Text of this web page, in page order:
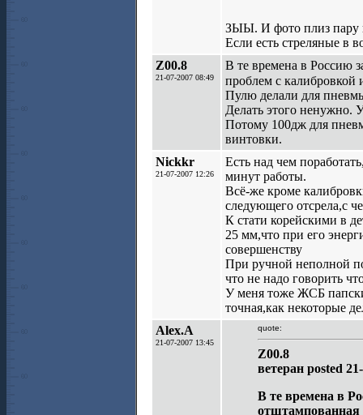
ЗЫЫ. И фото плиз пару
Если есть стреляные в
Z00.8
21-07-2007 08:49
В те времена в Россию
проблем с калибровкой
Пулю делали для
Делать этого ненужно.
Потому 100дж для
винтовки.
Nickkr
21-07-2007 12:26
Есть над чем
минут работы.
Всё-же кроме
следующего отсрела,с
К стати корейскими в
25 мм,что при его
совершенству
При ручной неполной
что не надо говорить
У меня тоже ЖСБ
точная,как некоторые
Alex.A
21-07-2007 13:45
quote:
Z00.8
ветеран posted
В те времена в
отштампованная